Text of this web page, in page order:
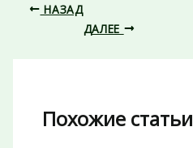
НАЗАД
ДАЛЕЕ
Похожие статьи